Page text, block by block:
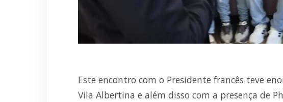
Este encontro com o Presidente francês teve
Vila Albertina e além disso com a presença de